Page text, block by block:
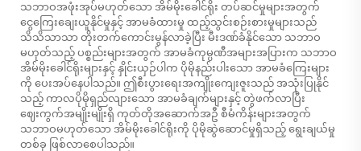
သဘာဝအဖုံးအုပ်မဟုတ်သော အိမ်မိုးခေါင်ရိုး တပ်ဆင်မှုများအတွက်
ငွေကြေးချေးယူနိုင်မှုနှင့် အာမခံထားမှု ထည့်သွင်းစဉ်းစားမှုများသည်
သိသိသာသာ တိုးတက်ကောင်းမွန်လာခဲ့ပြီး မီးဒဏ်ခံနိုင်သော သဘာဝ
မဟုတ်သည့် ပစ္စည်းများအတွက် အာမခံကုမ္ပဏီအများအပြားက သဘာဝ
အိမ်မိုးခေါင်ရိုးများနှင့် နှိုင်းယှဉ်ပါက ပိုမိုနည်းပါးသော အာမခံကြေးများ
ကို ပေးအပ်နေပါသည်။ ဤစီးပွားရေးအကျိုးကျေးဇူးသည် အသုံးပြုနိုင်
သည့် ကာလပိုမိုရှည်လျားသော အာမခံချက်များနှင့် တွဲဖက်လာပြီး
ဈေးကွက်အမျိုးမျိုးရှိ ကုတ်တိုအဆောက်အဦ စီမံကိန်းများအတွက်
သဘာဝမဟုတ်သော အိမ်မိုးခေါင်ရိုးကို ပိုမိုဆွဲဆောင်မှုရှိသည့် ရွေးချယ်မှု
တစ်ခု ဖြစ်လာစေပါသည်။